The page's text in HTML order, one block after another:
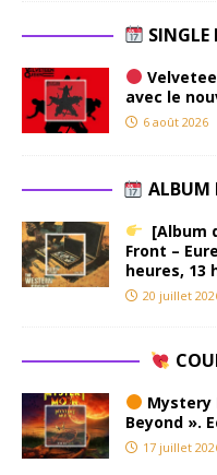
SINGLE
avec le
6 août 2026
ALBUM
[Album
Front –
heures, 13
20 juillet
Mystery
Beyond ».
17 juillet